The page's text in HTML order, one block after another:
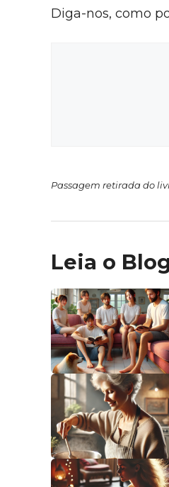
Diga-nos, como
Passagem retirada do
Leia o